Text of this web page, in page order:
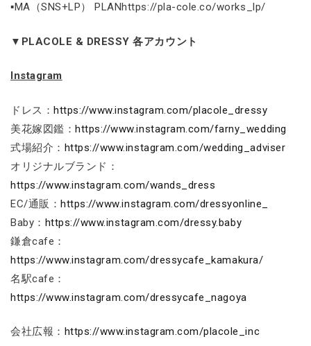
▪MA（SNS+LP） PLANhttps://pla-cole.co/works_lp/
▼PLACOLE & DRESSY 各アカウント
Instagram
ドレス：https://www.instagram.com/placole_dressy
美花嫁図鑑：https://www.instagram.com/farny_wedding
式場紹介： https://www.instagram.com/wedding_adviser
オリジナルブランド：
https://www.instagram.com/wands_dress
EC/通販：https://www.instagram.com/dressyonline_
Baby： https://www.instagram.com/dressy.baby
鎌倉cafe：
https://www.instagram.com/dressycafe_kamakura/
名駅cafe：
https://www.instagram.com/dressycafe_nagoya
会社広報： https://www.instagram.com/placole_inc